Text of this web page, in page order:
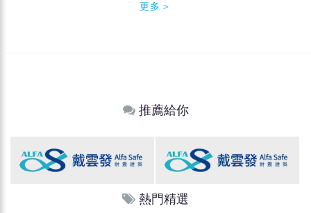
更多＞
推薦給你
熱門精選